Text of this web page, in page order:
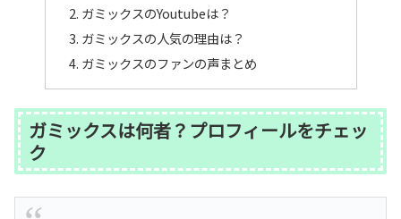
ガミックスのYoutubeは？
ガミックスの人気の理由は？
ガミックスのファンの声まとめ
ガミックスは何者？プロフィールをチェッ
ク